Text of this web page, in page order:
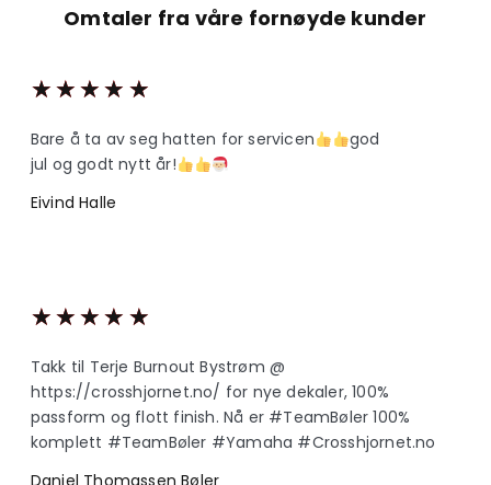
Omtaler fra våre fornøyde kunder
★ ★ ★ ★ ★
Bare å ta av seg hatten for servicen
god
jul og godt nytt år!
Eivind Halle
★ ★ ★ ★ ★
Takk til Terje Burnout Bystrøm @
https://crosshjornet.no/ for nye dekaler, 100%
passform og flott finish. Nå er #TeamBøler 100%
komplett #TeamBøler #Yamaha #Crosshjornet.no
Daniel Thomassen Bøler